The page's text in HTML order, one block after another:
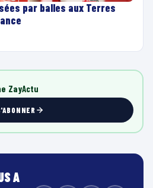
par balles aux Terres
ZayActu
A